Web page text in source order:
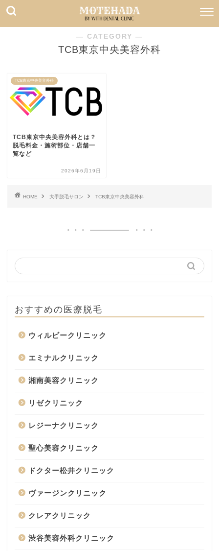
― CATEGORY ―
TCB東京中央美容外科
TCB東京中央美容外科
TCB東京中央美容外科とは？
脱毛料金・施術部位・店舗一
覧など
2026年6月19日
HOME 大手脱毛サロン TCB東京中央美容外科
おすすめの医療脱毛
ウィルビークリニック
エミナルクリニック
湘南美容クリニック
リゼクリニック
レジーナクリニック
聖心美容クリニック
ドクター松井クリニック
ヴァージンクリニック
クレアクリニック
渋谷美容外科クリニック